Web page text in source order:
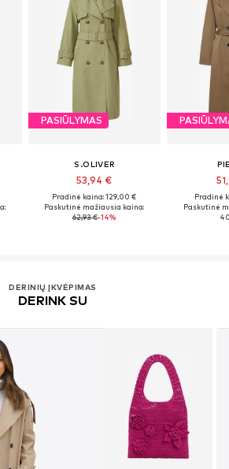
PASIŪLYMAS
S.OLIVER
53,94 €
Pradinė kaina: 129,00 €
Paskutinė mažiausia kaina:
62,93 €-14%
Pradinė
Paskutinė
DERINIŲ ĮKVĖPIMAS
DERINK SU